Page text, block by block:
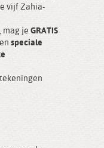
vijf Zahia-
mag je GRATIS
speciale